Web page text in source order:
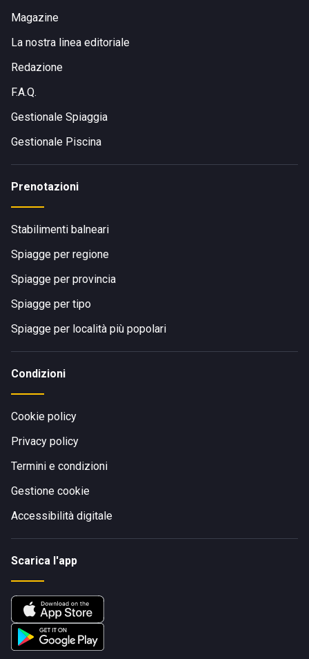
Magazine
La nostra linea editoriale
Redazione
F.A.Q.
Gestionale Spiaggia
Gestionale Piscina
Prenotazioni
Stabilimenti balneari
Spiagge per regione
Spiagge per provincia
Spiagge per tipo
Spiagge per località più popolari
Condizioni
Cookie policy
Privacy policy
Termini e condizioni
Gestione cookie
Accessibilità digitale
Scarica l'app